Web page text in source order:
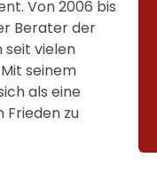
Von 2006 bis
Berater der
seit vielen
seinem
als eine
Frieden zu